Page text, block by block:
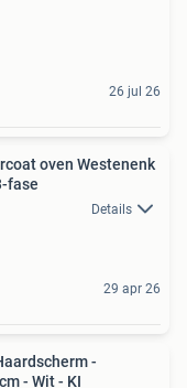
26 jul 26
oven Westenenk
fase
Details
29 apr 26
-
- Wit - KI